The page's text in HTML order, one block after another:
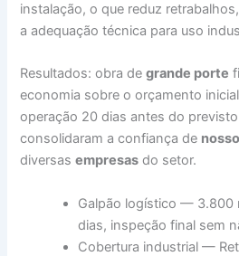
instalação, o que reduz
a adequação técnica para uso
Resultados: obra degrande porte
economia sobre o orçamento
operação 20 dias antes do
consolidaram a confiança de
diversasempresas do setor.
Galpão logístico — 3.800
dias, inspeção final sem
Cobertura industrial —